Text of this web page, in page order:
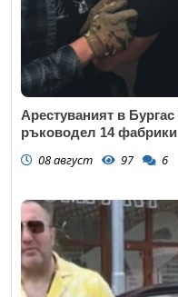
Арестуваният в
ръководел 14
08 август 97 6